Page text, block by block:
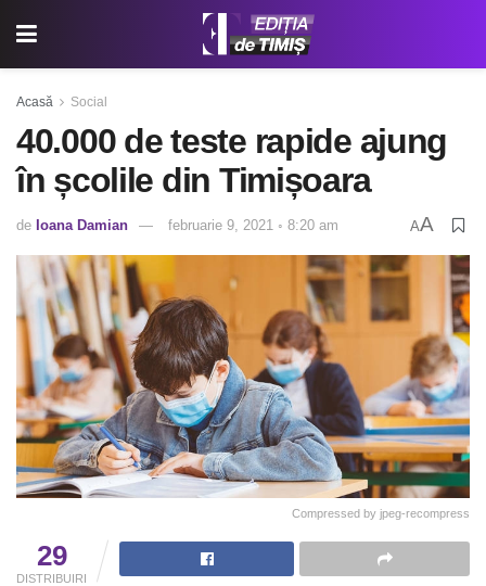
Acasă Social
40.000 de teste rapide ajung
în școlile din Timișoara
de Ioana Damian februarie 9, 2021 ◦ 8:20 am AA
Compressed by jpeg-recompress
29
DISTRIBUIRI